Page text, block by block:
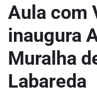
Aula com
inaugura
Muralha
Labareda